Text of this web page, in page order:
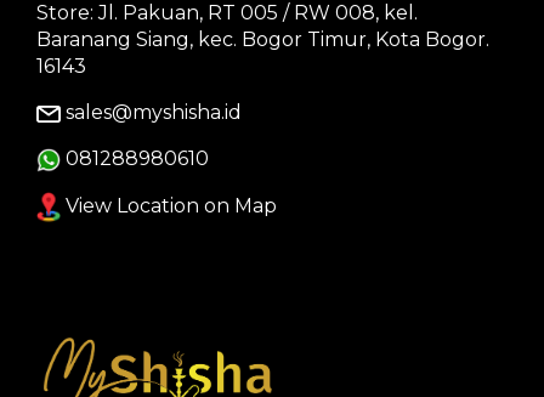
Store: Jl. Pakuan, RT 005 / RW 008, kel.
Baranang Siang, kec. Bogor Timur, Kota Bogor.
16143
sales@myshisha.id
081288980610
View Location on Map